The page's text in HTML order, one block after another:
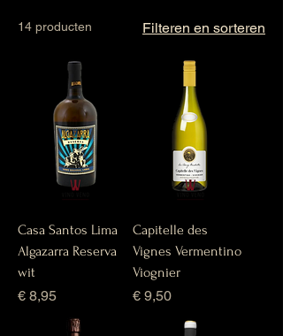
14 producten Filteren en sorteren
Casa Santos Lima
Algazarra Reserva
wit
Prijs
€ 8,95
Capitelle des
Vignes Vermentino
Viognier
Prijs
€ 9,50